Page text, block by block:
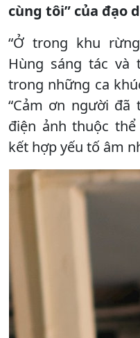
cùng tôi” của đạo
“Ở trong khu
Hùng sáng tác
trong những ca
“Cảm ơn người đã
điện ảnh thuộc
kết hợp yếu tố âm